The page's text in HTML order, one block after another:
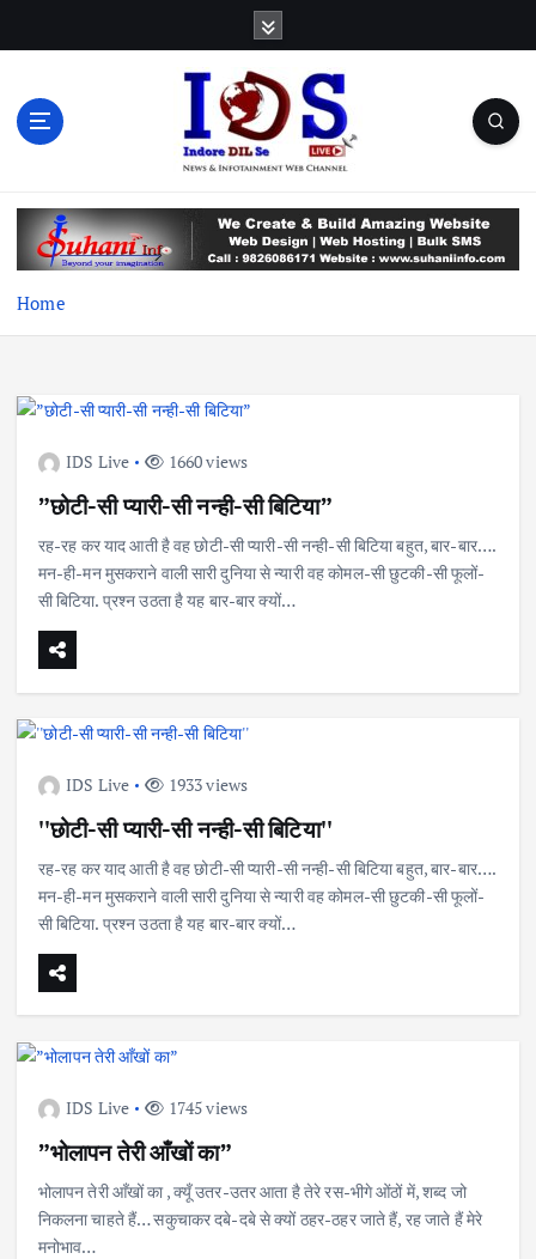
t
Home
IDS Live 1660 views
”छोटी-सी प्यारी-सी नन्ही-सी बिटिया”
रह-रह कर याद आती है वह छोटी-सी प्यारी-सी नन्ही-सी बिटिया बहुत, बार-बार….
मन-ही-मन मुसकराने वाली सारी दुनिया से न्यारी वह कोमल-सी छुटकी-सी फूलों-
सी बिटिया. प्रश्न उठता है यह बार-बार क्यों…
IDS Live 1933 views
''छोटी-सी प्यारी-सी नन्ही-सी बिटिया''
रह-रह कर याद आती है वह छोटी-सी प्यारी-सी नन्ही-सी बिटिया बहुत, बार-बार….
मन-ही-मन मुसकराने वाली सारी दुनिया से न्यारी वह कोमल-सी छुटकी-सी फूलों-
सी बिटिया. प्रश्न उठता है यह बार-बार क्यों…
IDS Live 1745 views
”भोलापन तेरी आँखों का”
भोलापन तेरी आँखों का , क्यूँ उतर-उतर आता है तेरे रस-भीगे ओंठों में, शब्द जो
निकलना चाहते हैं… सकुचाकर दबे-दबे से क्यों ठहर-ठहर जाते हैं, रह जाते हैं मेरे
मनोभाव…